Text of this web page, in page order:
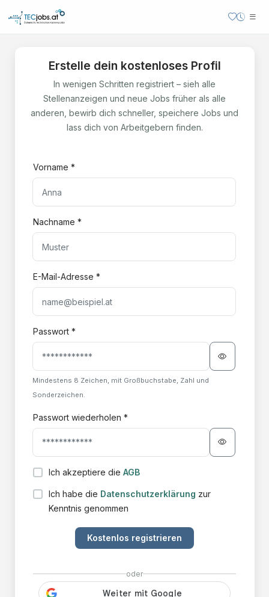
Erstelle dein kostenloses Profil
In wenigen Schritten registriert – sieh alle
Stellenanzeigen und neue Jobs früher als alle
anderen, bewirb dich schneller, speichere Jobs und
lass dich von Arbeitgebern finden.
Vorname *
Nachname *
E-Mail-Adresse *
Passwort *
Mindestens 8 Zeichen, mit Großbuchstabe, Zahl und
Sonderzeichen.
Passwort wiederholen *
Ich akzeptiere die AGB
Ich habe die Datenschutzerklärung zur
Kenntnis genommen
Kostenlos registrieren
oder